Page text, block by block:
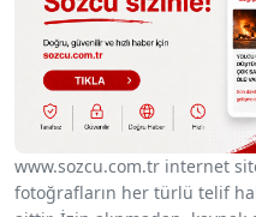
www.sozcu.com.tr internet
fotoğrafların her türlü telif